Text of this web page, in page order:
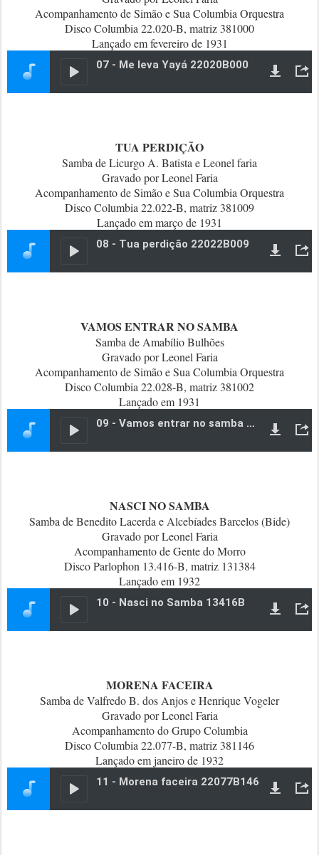
Acompanhamento de Simão e Sua Columbia Orquestra
Disco Columbia 22.020-B, matriz 381000
Lançado em fevereiro de 1931
TUA PERDIÇÃO
Samba de Licurgo A. Batista e Leonel faria
Gravado por Leonel Faria
Acompanhamento de Simão e Sua Columbia Orquestra
Disco Columbia 22.022-B, matriz 381009
Lançado em março de 1931
VAMOS ENTRAR NO SAMBA
Samba de Amabílio Bulhões
Gravado por Leonel Faria
Acompanhamento de Simão e Sua Columbia Orquestra
Disco Columbia 22.028-B, matriz 381002
Lançado em 1931
NASCI NO SAMBA
Samba de Benedito Lacerda e Alcebíades Barcelos (Bide)
Gravado por Leonel Faria
Acompanhamento de Gente do Morro
Disco Parlophon 13.416-B, matriz 131384
Lançado em 1932
MORENA FACEIRA
Samba de Valfredo B. dos Anjos e Henrique Vogeler
Gravado por Leonel Faria
Acompanhamento do Grupo Columbia
Disco Columbia 22.077-B, matriz 381146
Lançado em janeiro de 1932